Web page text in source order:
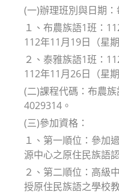
(一)辦理班別與日期：
１、布農族語1班：
112年11月19日（星
２、泰雅族語1班：
112年11月26日（星
(二)課程代碼：布農
4029314。
(三)參加資格：
１、第一順位：參加
源中心之原住民族語
２、第二順位：高級
授原住民族語之學校